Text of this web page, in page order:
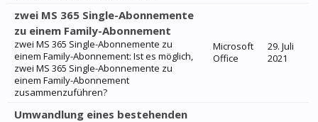
zwei MS 365 Single-Abonnemente
zu einem Family-Abonnement
zwei MS 365 Single-Abonnemente zu
einem Family-Abonnement: Ist es möglich,
zwei MS 365 Single-Abonnemente zu
einem Family-Abonnement
zusammenzuführen?
Microsoft
Office
29. Juli
2021
Umwandlung eines bestehenden